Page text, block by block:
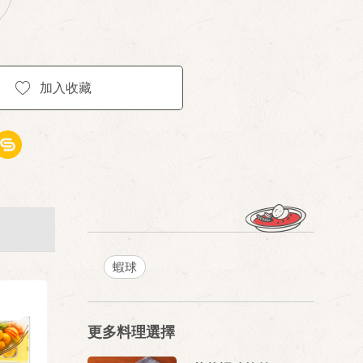
加入收藏
蝦球
更多料理選擇